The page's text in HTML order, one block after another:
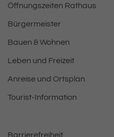
Öffnungszeiten Rathaus
Bürgermeister
Bauen & Wohnen
Leben und Freizeit
Anreise und Ortsplan
Tourist-Information
Barrierefreiheit